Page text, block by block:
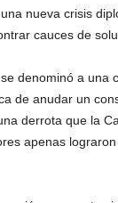
nueva crisis
cauces de
denominó a una
de anudar un
derrota que la
apenas